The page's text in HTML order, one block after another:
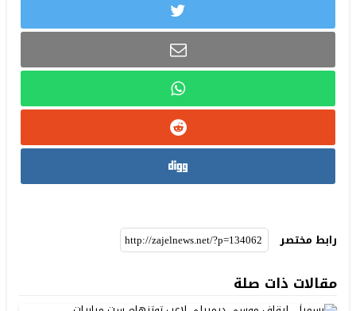
رابط مختصر
مقالات ذات صلة